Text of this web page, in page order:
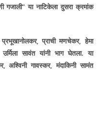
गजाली“ या नाटिकेला दुसरा क्रमांक
प्राची मणचेकर, हेमा
सावंत यांनी भाग घेतला. या
अश्विनी गावस्कर, मंदाकिनी सामंत